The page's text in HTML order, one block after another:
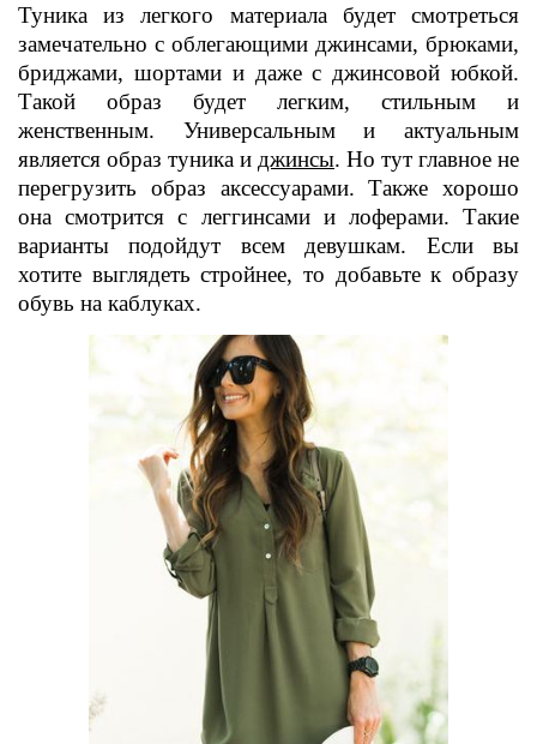
Туника из легкого материала будет смотреться
замечательно с облегающими джинсами, брюками,
бриджами, шортами и даже с джинсовой юбкой.
Такой образ будет легким, стильным и
женственным. Универсальным и актуальным
является образ туника и джинсы. Но тут главное не
перегрузить образ аксессуарами. Также хорошо
она смотрится с леггинсами и лоферами. Такие
варианты подойдут всем девушкам. Если вы
хотите выглядеть стройнее, то добавьте к образу
обувь на каблуках.